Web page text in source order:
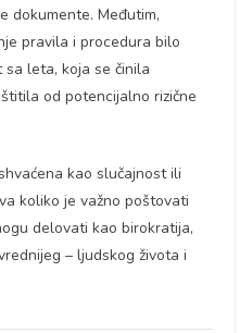
dokumente. Međutim,
pravila i procedura bilo
leta, koja se činila
od potencijalno rizične
kao slučajnost ili
koliko je važno poštovati
delovati kao birokratija,
– ljudskog života i